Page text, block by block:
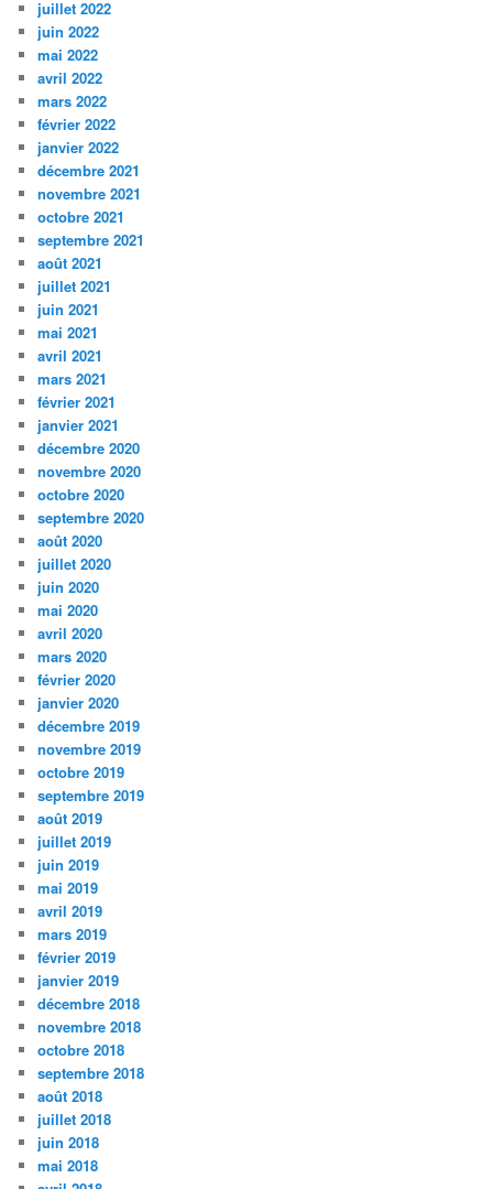
juillet 2022
juin 2022
mai 2022
avril 2022
mars 2022
février 2022
janvier 2022
décembre 2021
novembre 2021
octobre 2021
septembre 2021
août 2021
juillet 2021
juin 2021
mai 2021
avril 2021
mars 2021
février 2021
janvier 2021
décembre 2020
novembre 2020
octobre 2020
septembre 2020
août 2020
juillet 2020
juin 2020
mai 2020
avril 2020
mars 2020
février 2020
janvier 2020
décembre 2019
novembre 2019
octobre 2019
septembre 2019
août 2019
juillet 2019
juin 2019
mai 2019
avril 2019
mars 2019
février 2019
janvier 2019
décembre 2018
novembre 2018
octobre 2018
septembre 2018
août 2018
juillet 2018
juin 2018
mai 2018